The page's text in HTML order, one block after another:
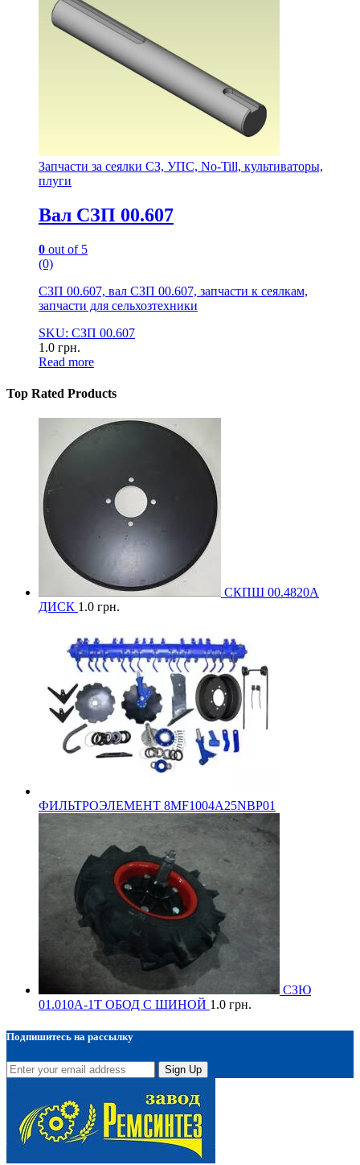
Запчасти за сеялки СЗ, УПС, No-Till, культиваторы,
плуги
Вал СЗП 00.607
0 out of 5
(0)
СЗП 00.607, вал СЗП 00.607, запчасти к сеялкам,
запчасти для сельхозтехники
SKU: СЗП 00.607
1.0 грн.
Read more
Top Rated Products
СКПШ 00.4820А
ДИСК 1.0 грн.
ФИЛЬТРОЭЛЕМЕНТ 8MF1004A25NBP01
СЗЮ
01.010А-1Т ОБОД С ШИНОЙ 1.0 грн.
Подпишитесь на рассылку
Sign Up